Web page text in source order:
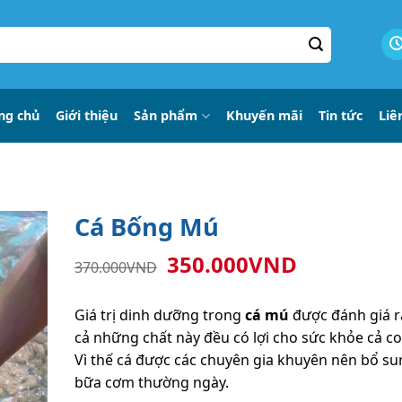
chủ Giới thiệu Sản phẩm Khuyến mãi Tin tức
Cá Bống Mú
370.000VND Giá
là:
370.000VND.
350.000VNDGiá
tại
là:
Giá trị dinh dưỡng trong cá mú được đánh giá
cả những chất này đều có lợi cho sức khỏe cả
Vì thế cá được các chuyên gia khuyên nên bổ
bữa cơm thường ngày.